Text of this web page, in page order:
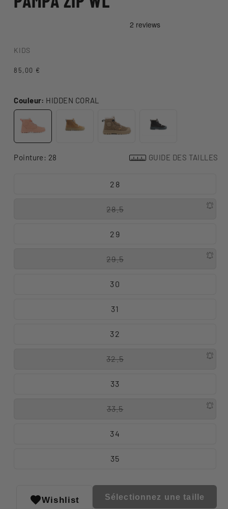
KIDS
Prix
85,00 €
Couleur: HIDDEN CORAL
Pointure: 28 GUIDE DES TAILLES
28
28.5
29
29.5
30
31
32
32.5
33
33.5
34
35
Wishlist Sélectionnez une taille